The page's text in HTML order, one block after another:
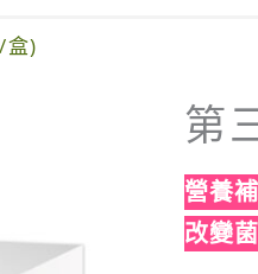
盒)
第
營養
改變